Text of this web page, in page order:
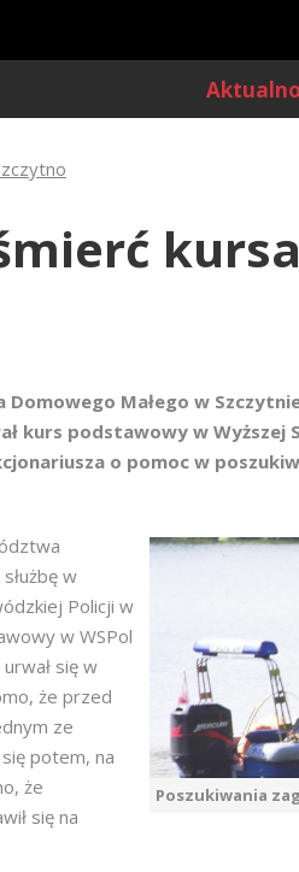
Domowego Małego w
kurs podstawowy w Wyższej
o pomoc w
Poszukiwania
w
Policji w
w WSPol
się w
że przed
ze
potem, na
że
się na